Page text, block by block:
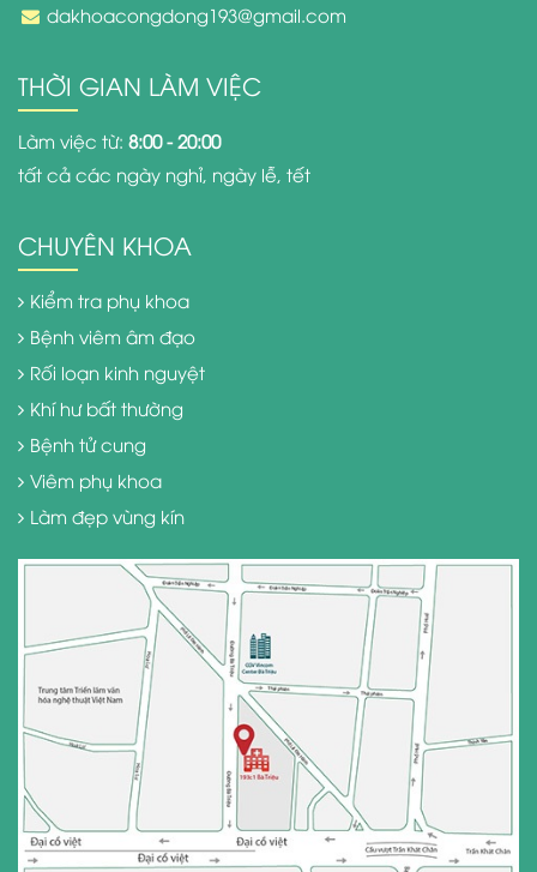
dakhoacongdong193@gmail.com
THỜI GIAN LÀM VIỆC
Làm việc từ: 8:00 - 20:00
tất cả các ngày nghỉ, ngày lễ, tết
CHUYÊN KHOA
Kiểm tra phụ khoa
Bệnh viêm âm đạo
Rối loạn kinh nguyệt
Khí hư bất thường
Bệnh tử cung
Viêm phụ khoa
Làm đẹp vùng kín